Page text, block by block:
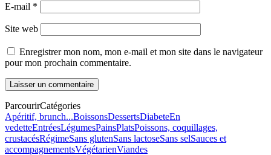
E-mail *
Site web
Enregistrer mon nom, mon e-mail et mon site dans le navigateur
pour mon prochain commentaire.
ParcourirCatégories
Apéritif, brunch...BoissonsDessertsDiabeteEn
vedetteEntréesLégumesPainsPlatsPoissons, coquillages,
crustacésRégimeSans glutenSans lactoseSans selSauces et
accompagnementsVégétarienViandes